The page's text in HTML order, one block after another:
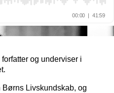
og underviser i
Børns Livskundskab, og